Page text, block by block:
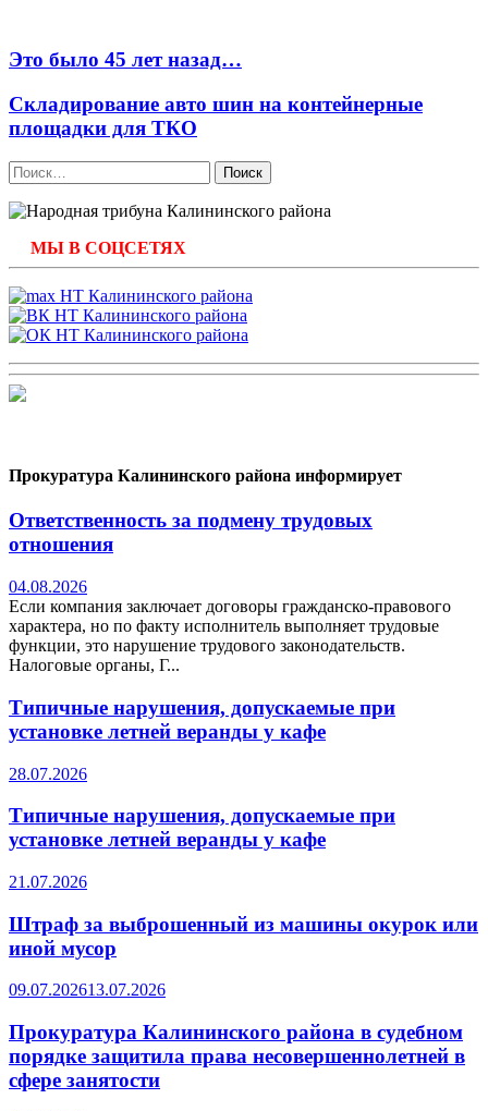
Это было 45 лет назад…
Складирование авто шин на контейнерные
площадки для ТКО
Найти:
МЫ В СОЦСЕТЯХ
Прокуратура Калининского района информирует
Ответственность за подмену трудовых
отношения
04.08.2026
Если компания заключает договоры гражданско-правового
характера, но по факту исполнитель выполняет трудовые
функции, это нарушение трудового законодательств.
Налоговые органы, Г...
Типичные нарушения, допускаемые при
установке летней веранды у кафе
28.07.2026
Типичные нарушения, допускаемые при
установке летней веранды у кафе
21.07.2026
Штраф за выброшенный из машины окурок или
иной мусор
09.07.202613.07.2026
Прокуратура Калининского района в судебном
порядке защитила права несовершеннолетней в
сфере занятости